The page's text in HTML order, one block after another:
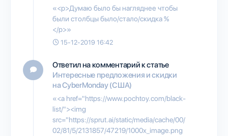
«<p>Думаю было бы нагляднее чтобы
были столбцы было/стало/скидка %
</p>»
15-12-2019 16:42
Ответил на комментарий к статье
Интересные предложения и скидки
на CyberMonday (США)
«<a href="https://www.pochtoy.com/black-
list/"><img
src="https://sprut.ai/static/media/cache/00/
02/81/5/2131857/47219/1000x_image.png